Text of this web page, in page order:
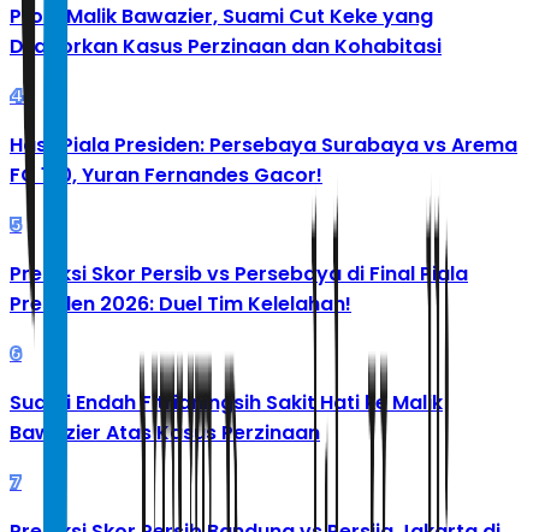
Profil Malik Bawazier, Suami Cut Keke yang
Dilaporkan Kasus Perzinaan dan Kohabitasi
4
Hasil Piala Presiden: Persebaya Surabaya vs Arema
FC 1-0, Yuran Fernandes Gacor!
5
Prediksi Skor Persib vs Persebaya di Final Piala
Presiden 2026: Duel Tim Kelelahan!
6
Suami Endah Fitrianingsih Sakit Hati ke Malik
Bawazier Atas Kasus Perzinaan
7